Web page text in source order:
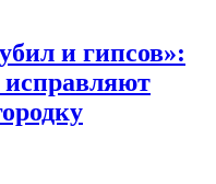
и гипсов»:
исправляют